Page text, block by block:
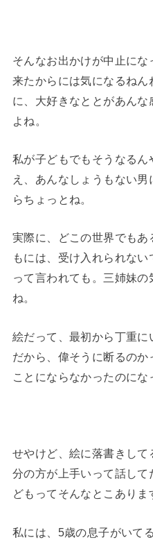
そんなお出かけが中止に
来たからには気になるねん
に、大好きなととがあん
よね。
私が子どもでもそうなる
え、あんなしょうもない
らちょっとね。
実際に、どこの世界でも
もには、受け入れられな
って言われても。三姉妹
ね。
絵だって、最初から丁重
だから、偉そうに断るの
ことにならなかったのにな
せやけど、絵に落書きし
分の方が上手いって話し
どもってそんなとこありま
私には、5歳の息子がいて